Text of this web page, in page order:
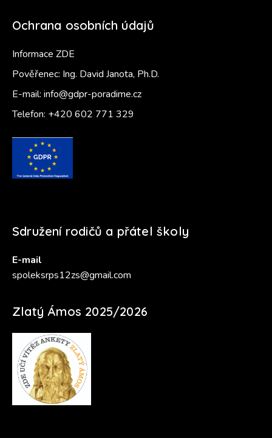
Ochrana osobních údajů
Informace ZDE
Pověřenec: Ing. David Janota, Ph.D.
E-mail: info@gdpr-poradime.cz
Telefon: +420 602 771 329
Sdružení rodičů a přátel školy
E-mail
spoleksrps12zs@gmail.com
Zlatý Ámos 2025/2026